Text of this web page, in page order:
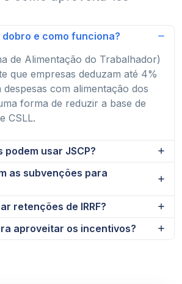
dobro e como funciona?
de Alimentação do Trabalhador)
que empresas deduzam até 4%
com alimentação dos
forma de reduzir a base de
CSLL.
podem usar JSCP?
as subvenções para
retenções de IRRF?
aproveitar os incentivos?